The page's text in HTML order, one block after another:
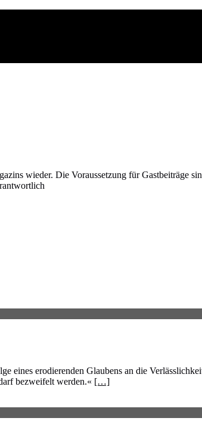
wieder. Die Voraussetzung für Gastbeiträge
eines erodierenden Glaubens an die
bezweifelt werden.« […]